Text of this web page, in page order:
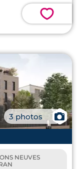
💗
3 photos
📷
NEUVES